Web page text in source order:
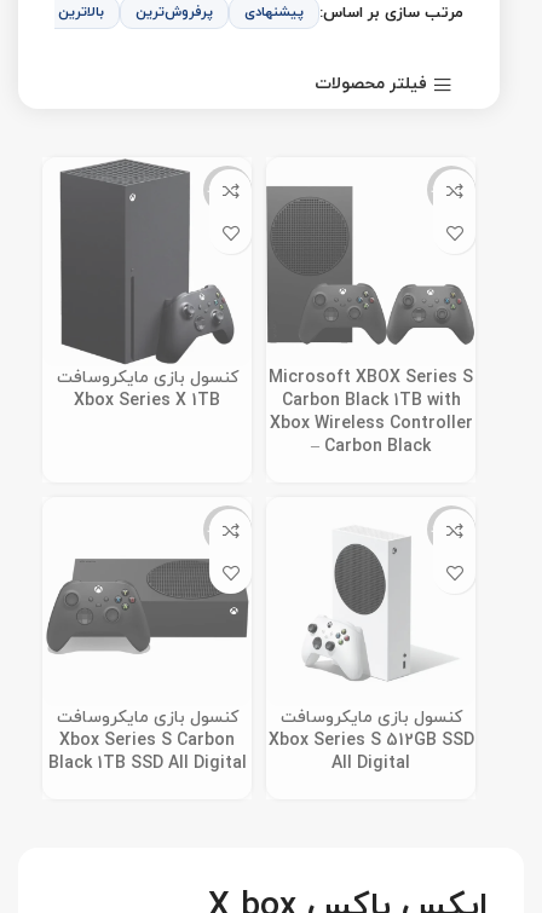
مرتب سازی بر اساس: پیشنهادی پرفروش‌ترین بالاترین امتیاز
فیلتر محصولات
ناموجود
Microsoft XBOX Series S
Carbon Black 1TB with
Xbox Wireless Controller
– Carbon Black
ناموجود
کنسول بازی مایکروسافت
Xbox Series X 1TB
ناموجود
کنسول بازی مایکروسافت
Xbox Series S 512GB SSD
All Digital
ناموجود
کنسول بازی مایکروسافت
Xbox Series S Carbon
Black 1TB SSD All Digital